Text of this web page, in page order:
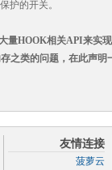
护的开关。
量HOOK相关API来实
之类的问题，在此声明
友情连接
菠萝云